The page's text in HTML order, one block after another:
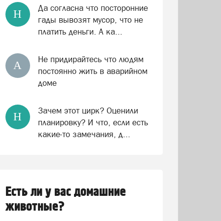
Н
Да согласна что посторонние
гады вывозят мусор, что не
платить деньги. А ка...
А
Не придирайтесь что людям
постоянно жить в аварийном
доме
Н
Зачем этот цирк? Оценили
планировку? И что, если есть
какие-то замечания, д...
Есть ли у вас домашние
животные?